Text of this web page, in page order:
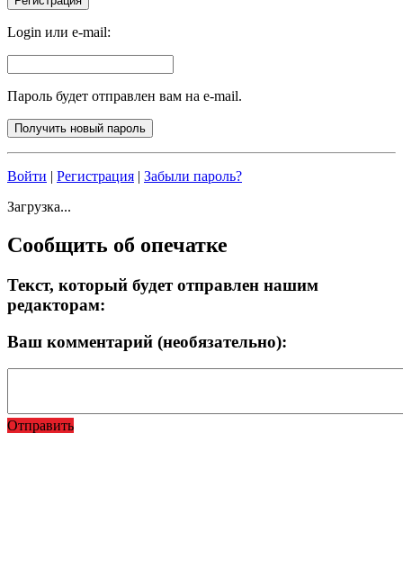
Login или e-mail:
Пароль будет отправлен вам на e-mail.
Войти | Регистрация | Забыли пароль?
Загрузка...
Сообщить об опечатке
Текст, который будет отправлен нашим
редакторам:
Ваш комментарий (необязательно):
Отправить